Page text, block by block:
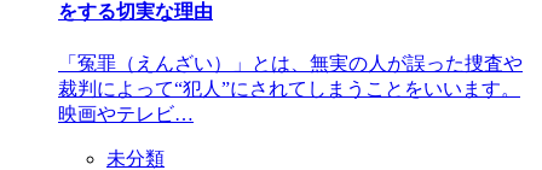
をする切実な理由
「冤罪（えんざい）」とは、無実の人が誤った捜査や
裁判によって“犯人”にされてしまうことをいいます。
映画やテレビ…
未分類